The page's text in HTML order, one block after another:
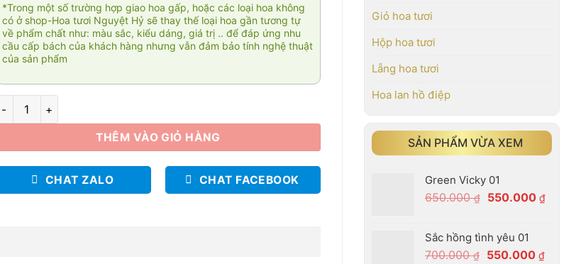
Giỏ hoa tươi
Hộp hoa tươi
Lẵng hoa tươi
Hoa lan hồ điệp
SẢN PHẨM VỪA XEM
Green Vicky 01
650.000₫
Giá
650.000 ₫.
550.000 ₫Giá
Sắc hồng tình yêu 01
700.000₫
Giá
550.000 ₫Giá
*Trong một số trường hợp giao hoa gấp, hoặc các loại hoa không
có ở shop-Hoa tươi Nguyệt Hỷ sẽ thay thế loại hoa gần tương tự
về phẩm chất như: màu sắc, kiểu dáng, giá trị .. để đáp ứng nhu
cầu cấp bách của khách hàng nhưng vẫn đảm bảo tính nghệ thuật
của sản phẩm
Fresh 01 số lượng
THÊM VÀO GIỎ HÀNG
CHAT ZALO CHAT FACEBOOK